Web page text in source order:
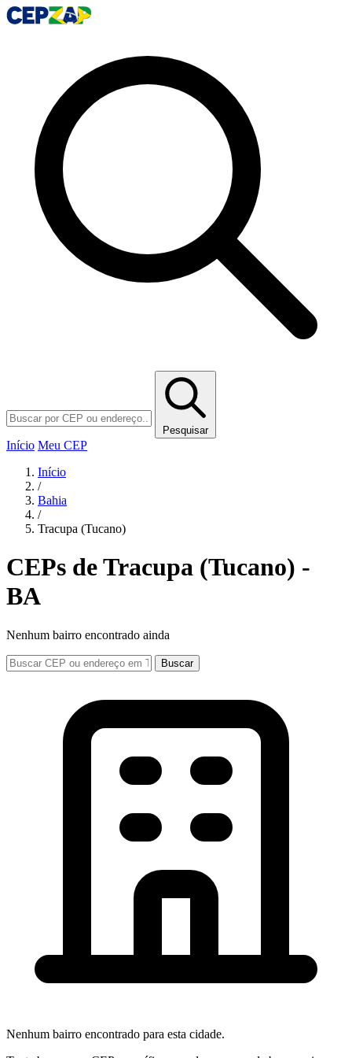
Pesquisar
Início Meu CEP
Início
/
Bahia
/
Tracupa (Tucano)
CEPs de Tracupa (Tucano) -
BA
Nenhum bairro encontrado ainda
Buscar
Nenhum bairro encontrado para esta cidade.